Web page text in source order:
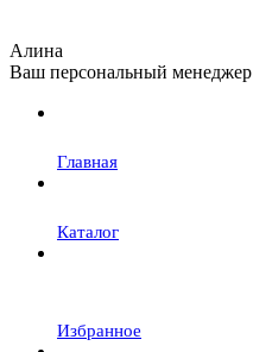
Алина
Ваш персональный менеджер
Главная
Каталог
Избранное